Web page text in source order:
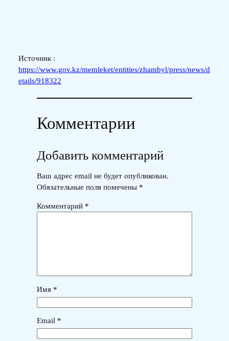
Источник :
https://www.gov.kz/memleket/entities/zhambyl/press/news/d
etails/918322
Комментарии
Добавить комментарий
Ваш адрес email не будет опубликован.
Обязательные поля помечены *
Комментарий *
Имя *
Email *